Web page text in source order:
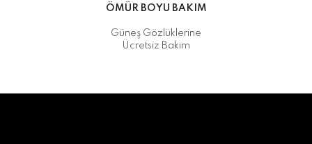
ÖMÜR BOYU BAKIM
Güneş Gözlüklerine
Ücretsiz Bakım